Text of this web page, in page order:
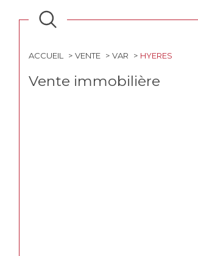
Type
ACCUEIL VENTE VAR HYERES
Vente immobilière